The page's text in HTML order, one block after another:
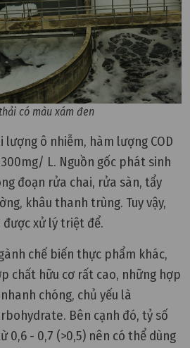
có màu xám đen
ô nhiễm, hàm lượng COD
L. Nguồn gốc phát sinh
đoạn rửa chai, rửa sàn, tẩy
khâu thanh trùng. Tuy vậy,
xử lý triệt để.
chế biến thực phẩm khác,
chất hữu cơ rất cao, những hợp
chóng, chủ yếu là
Bên cạnh đó, tỷ số
0,6 - 0,7 (>0,5) nên có thể dùng